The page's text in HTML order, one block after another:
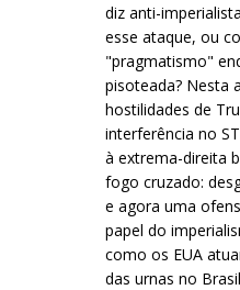
diz anti-
esse ataque, ou
"pragmatismo"
pisoteada? Nesta
hostilidades de
interferência no
à extrema-direita
fogo cruzado:
e agora uma
papel do
como os EUA
das urnas no